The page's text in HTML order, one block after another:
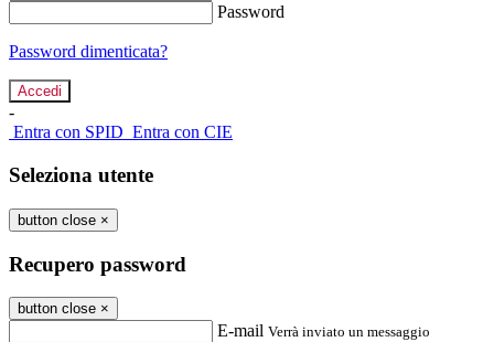
Password
Password dimenticata?
-
Entra con SPID Entra con CIE
Seleziona utente
button close ×
Recupero password
button close ×
E-mail Verrà inviato un messaggio